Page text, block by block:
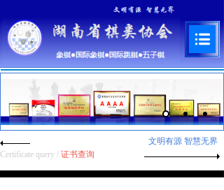
文明有源 智慧无界
Certificate query / 证书查询